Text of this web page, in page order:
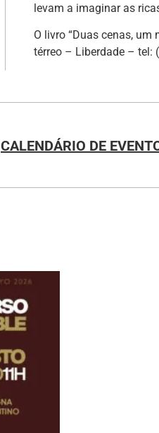
levam a imaginar as
O livro “Duas cenas,
térreo – Liberdade – tel:
CALENDÁRIO DE